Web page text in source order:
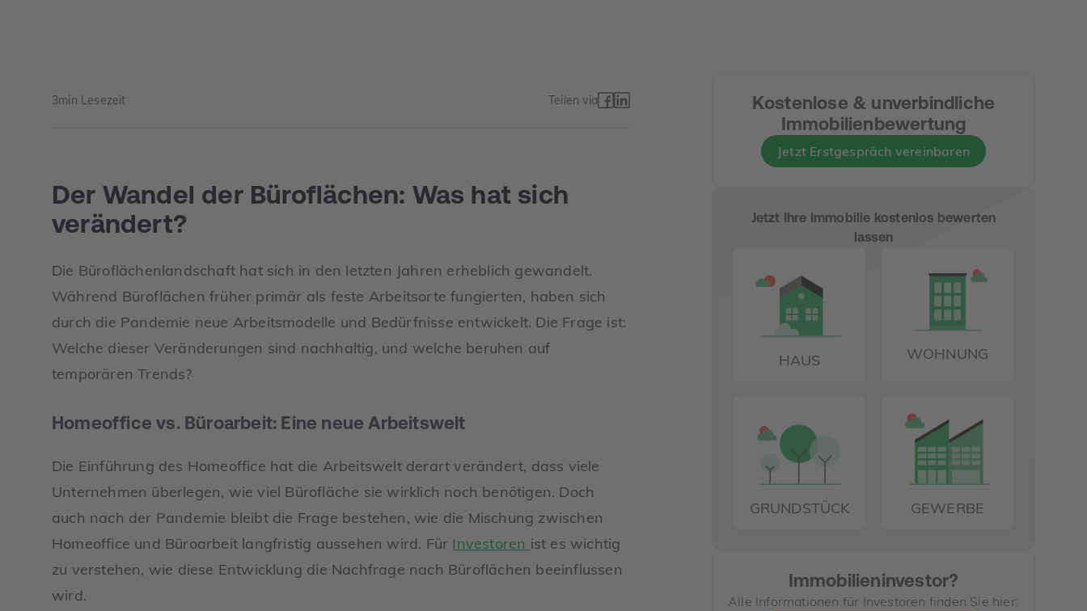
3min Lesezeit Teilen via
Der Wandel der Büroflächen: Was hat sich
verändert?
Die Büroflächenlandschaft hat sich in den letzten Jahren erheblich gewandelt.
Während Büroflächen früher primär als feste Arbeitsorte fungierten, haben sich
durch die Pandemie neue Arbeitsmodelle und Bedürfnisse entwickelt. Die Frage ist:
Welche dieser Veränderungen sind nachhaltig, und welche beruhen auf
temporären Trends?
Homeoffice vs. Büroarbeit: Eine neue Arbeitswelt
Die Einführung des Homeoffice hat die Arbeitswelt derart verändert, dass viele
Unternehmen überlegen, wie viel Bürofläche sie wirklich noch benötigen. Doch
auch nach der Pandemie bleibt die Frage bestehen, wie die Mischung zwischen
Homeoffice und Büroarbeit langfristig aussehen wird. Für Investoren ist es wichtig
zu verstehen, wie diese Entwicklung die Nachfrage nach Büroflächen beeinflussen
wird.
Kostenlose & unverbindliche
Immobilienbewertung
Jetzt Erstgespräch vereinbaren
Jetzt Ihre Immobilie kostenlos bewerten
lassen
HAUS WOHNUNG
GRUNDSTÜCK GEWERBE
Immobilieninvestor?
Alle Informationen für Investoren finden Sie hier: